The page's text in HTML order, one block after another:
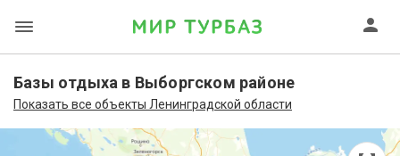
Базы отдыха в Выборгском районе
Показать все объекты Ленинградской области